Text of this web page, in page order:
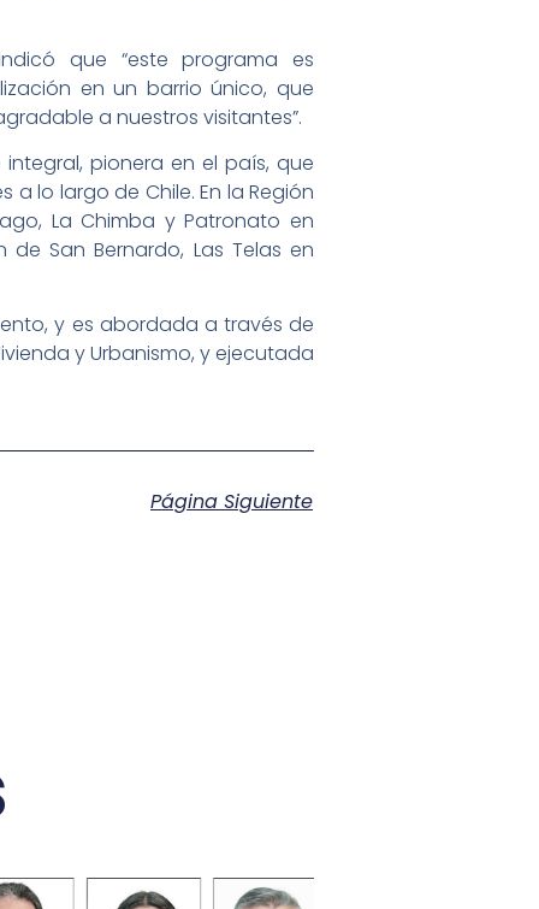
que “este programa es
en un barrio único, que
a nuestros visitantes”.
pionera en el país, que
lo largo de Chile. En la Región
La Chimba y Patronato en
de San Bernardo, Las Telas en
y es abordada a través de
y Urbanismo, y ejecutada
Página Siguiente